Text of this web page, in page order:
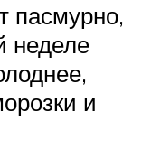
пасмурно,
неделе
и